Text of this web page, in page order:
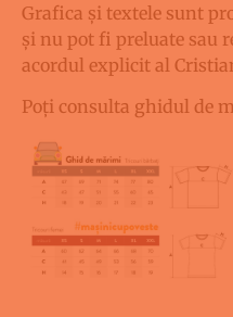
Grafica și textele sunt
și nu pot fi preluate sau
acordul explicit al
Poți consulta ghidul de